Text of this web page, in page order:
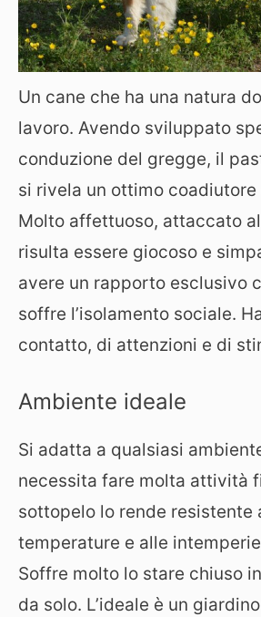
Un cane che ha una natura
lavoro. Avendo sviluppato
conduzione del gregge, il
si rivela un ottimo coadiutore
Molto affettuoso, attaccato
risulta essere giocoso e
avere un rapporto esclusivo
soffre l’isolamento sociale.
contatto, di attenzioni e di
Ambiente ideale
Si adatta a qualsiasi
necessita fare molta attività
sottopelo lo rende resistente
temperature e alle intemperie
Soffre molto lo stare chiuso
da solo. L’ideale è un